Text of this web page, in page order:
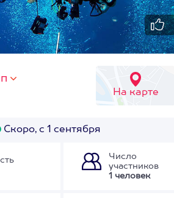
На карте
Скоро, с 1 сентября
Число
участников
1 человек